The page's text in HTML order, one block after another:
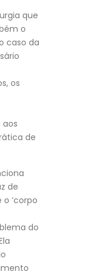
que
o
caso da
os
de
de
‘corpo
do